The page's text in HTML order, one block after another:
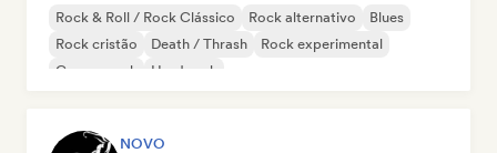
Rock & Roll / Rock Clássico Rock alternativo
Blues
Rock cristão
Death / Thrash
Rock experimental
Garage rock
Hard rock
NOVO